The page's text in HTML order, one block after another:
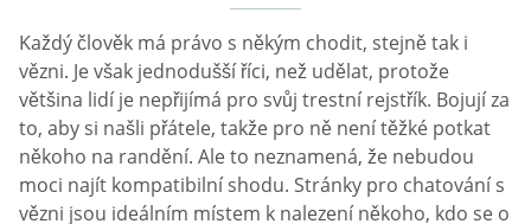
Každý člověk má právo s někým chodit, stejně tak i
vězni. Je však jednodušší říci, než udělat, protože
většina lidí je nepřijímá pro svůj trestní rejstřík. Bojují za
to, aby si našli přátele, takže pro ně není těžké potkat
někoho na randění. Ale to neznamená, že nebudou
moci najít kompatibilní shodu. Stránky pro chatování s
vězni jsou ideálním místem k nalezení někoho, kdo se o